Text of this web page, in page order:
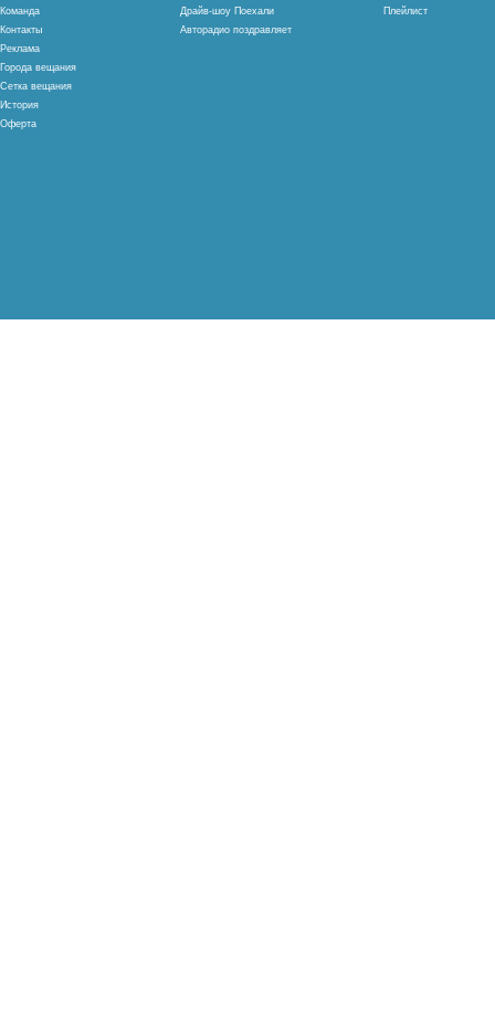
Команда
Контакты
Реклама
Города вещания
Сетка вещания
История
Оферта
Драйв-шоу Поехали
Авторадио поздравляет
Плейлист